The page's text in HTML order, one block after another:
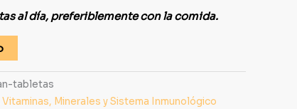
al día, preferiblemente con la comida.
tabletas
Vitaminas, Minerales y Sistema Inmunológico